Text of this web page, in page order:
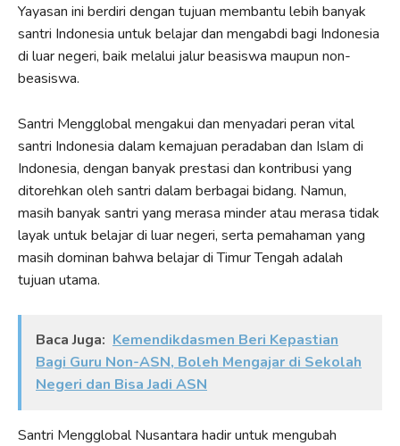
Yayasan ini berdiri dengan tujuan membantu lebih banyak
santri Indonesia untuk belajar dan mengabdi bagi Indonesia
di luar negeri, baik melalui jalur beasiswa maupun non-
beasiswa.
Santri Mengglobal mengakui dan menyadari peran vital
santri Indonesia dalam kemajuan peradaban dan Islam di
Indonesia, dengan banyak prestasi dan kontribusi yang
ditorehkan oleh santri dalam berbagai bidang. Namun,
masih banyak santri yang merasa minder atau merasa tidak
layak untuk belajar di luar negeri, serta pemahaman yang
masih dominan bahwa belajar di Timur Tengah adalah
tujuan utama.
Baca Juga: Kemendikdasmen Beri Kepastian
Bagi Guru Non-ASN, Boleh Mengajar di Sekolah
Negeri dan Bisa Jadi ASN
Santri Mengglobal Nusantara hadir untuk mengubah